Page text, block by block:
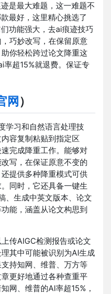
是最大难题，这一难题不
最好，这里精心挑选了
功能强大，去ai痕迹技巧
巧妙改写，在保留原意
你轻松跨过论文降重这
超15%就退费。保证专
网 ）
学习和自然语言处理技
容复制粘贴到指定区
完成降重工作。能够对
写，在保证原意不变的
提供多种降重模式可供
同时，它还具备一键生
、生成中英文版本、论文
能，涵盖从论文构思到
传AIGC检测报告或论文
其中可能被识别为AI生成
持知网、维普、万方等
更好地通过各种查重平
网、维普的AI率超15%，